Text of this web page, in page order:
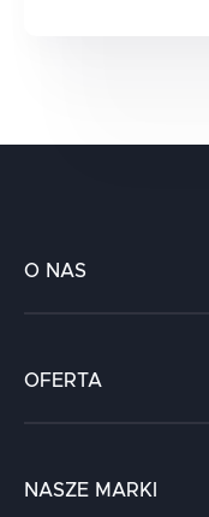
O NAS
Kariera
Kontakt
OFERTA
Chatboty
NASZE MARKI